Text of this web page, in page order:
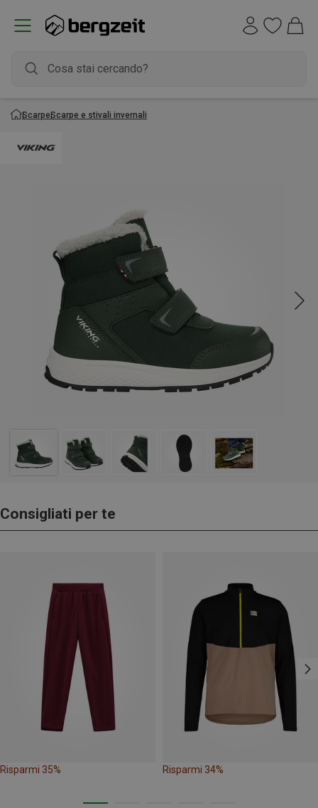
ScarpeScarpe e stivali invernali
Consigliati per te
Risparmi 35% Risparmi 34%